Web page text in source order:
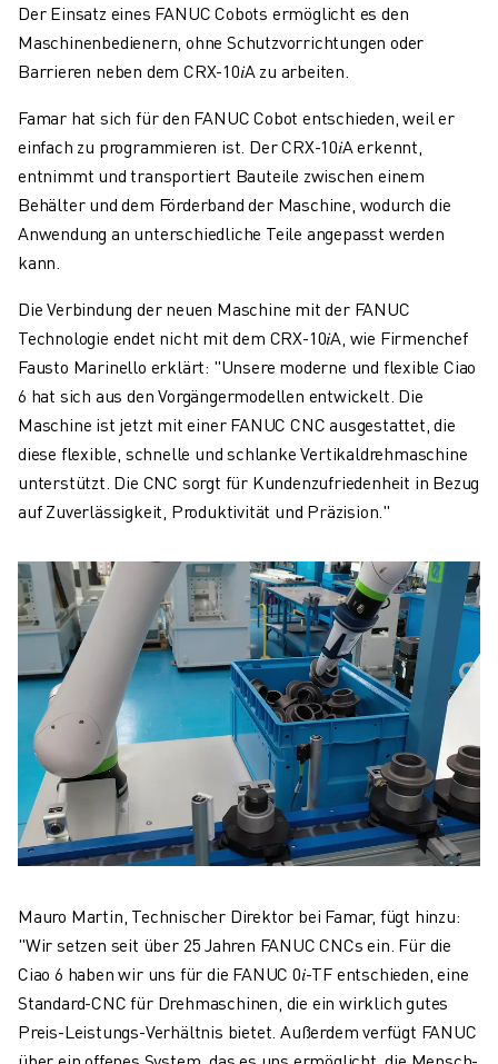
Der Einsatz eines FANUC Cobots ermöglicht es den
Maschinenbedienern, ohne Schutzvorrichtungen oder
Barrieren neben dem CRX-10𝑖A zu arbeiten.
Famar hat sich für den FANUC Cobot entschieden, weil er
einfach zu programmieren ist. Der CRX-10𝑖A erkennt,
entnimmt und transportiert Bauteile zwischen einem
Behälter und dem Förderband der Maschine, wodurch die
Anwendung an unterschiedliche Teile angepasst werden
kann.
Die Verbindung der neuen Maschine mit der FANUC
Technologie endet nicht mit dem CRX-10𝑖A, wie Firmenchef
Fausto Marinello erklärt: "Unsere moderne und flexible Ciao
6 hat sich aus den Vorgängermodellen entwickelt. Die
Maschine ist jetzt mit einer FANUC CNC ausgestattet, die
diese flexible, schnelle und schlanke Vertikaldrehmaschine
unterstützt. Die CNC sorgt für Kundenzufriedenheit in Bezug
auf Zuverlässigkeit, Produktivität und Präzision."
Mauro Martin, Technischer Direktor bei Famar, fügt hinzu:
"Wir setzen seit über 25 Jahren FANUC CNCs ein. Für die
Ciao 6 haben wir uns für die FANUC 0𝑖-TF entschieden, eine
Standard-CNC für Drehmaschinen, die ein wirklich gutes
Preis-Leistungs-Verhältnis bietet. Außerdem verfügt FANUC